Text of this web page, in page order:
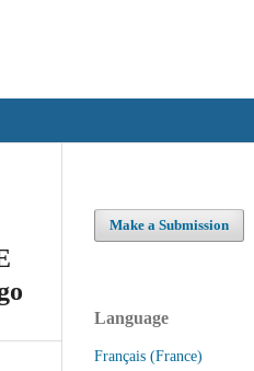
Make a Submission
Language
Français (France)